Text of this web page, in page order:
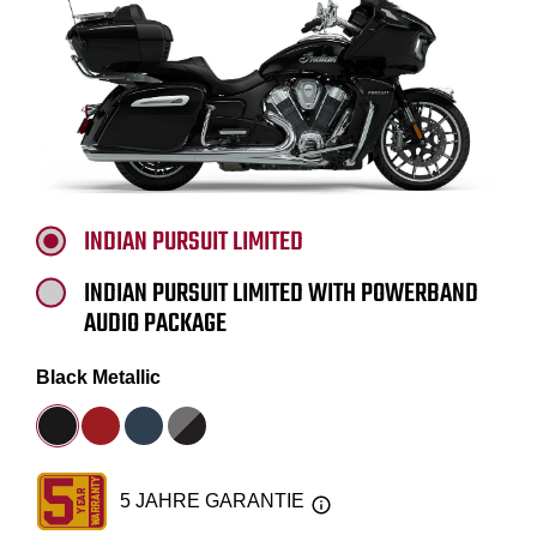
INDIAN PURSUIT LIMITED
INDIAN PURSUIT LIMITED WITH POWERBAND
AUDIO PACKAGE
Black Metallic
5 JAHRE GARANTIE